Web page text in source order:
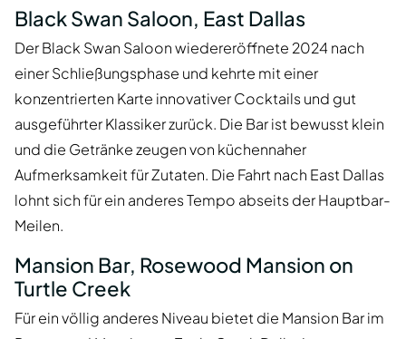
Black Swan Saloon, East Dallas
Der Black Swan Saloon wiedereröffnete 2024 nach
einer Schließungsphase und kehrte mit einer
konzentrierten Karte innovativer Cocktails und gut
ausgeführter Klassiker zurück. Die Bar ist bewusst klein
und die Getränke zeugen von küchennaher
Aufmerksamkeit für Zutaten. Die Fahrt nach East Dallas
lohnt sich für ein anderes Tempo abseits der Hauptbar-
Meilen.
Mansion Bar, Rosewood Mansion on
Turtle Creek
Für ein völlig anderes Niveau bietet die Mansion Bar im